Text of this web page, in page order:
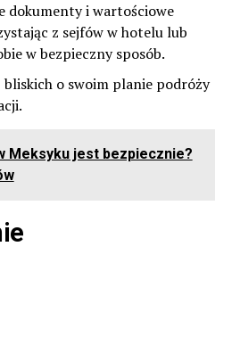
dokumenty i wartościowe
z sejfów w hotelu lub
w bezpieczny sposób.
o swoim planie podróży
Meksyku jest bezpiecznie?